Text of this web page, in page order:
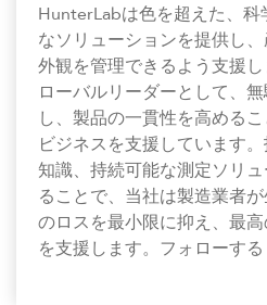
HunterLabは色を超えた、
なソリューションを提供し
外観を管理できるよう支援
ローバルリーダーとして、
し、製品の一貫性を高める
ビジネスを支援しています
知識、持続可能な測定ソリ
ることで、当社は製造業者
のロスを最小限に抑え、最
を支援します。フォローする